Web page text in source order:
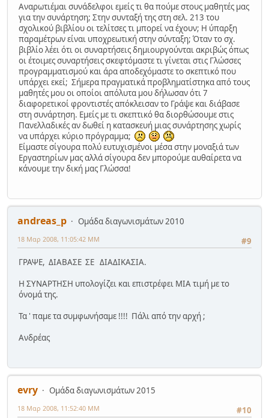
Αναρωτιέμαι συνάδελφοι εμείς τι θα πούμε στους μαθητές μας
για την συνάρτηση; Στην συνταξή της στη σελ. 213 του
σχολικού βιβλίου οι τελίτσες τι μπορεί να έχουν; Η ύπαρξη
παραμέτρων είναι υποχρεωτική στην σύνταξη; Όταν το σχ.
βιβλίο λέει ότι οι συναρτήσεις δημιουργούνται ακριβώς όπως
οι έτοιμες συναρτήσεις σκεφτόμαστε τι γίνεται στις Γλώσσες
προγραμματισμού και άρα αποδεχόμαστε το σκεπτικό που
υπάρχει εκεί; Σήμερα πραγματικά προβληματίστηκα από τους
μαθητές μου οι οποίοι απόλυτα μου δήλωσαν ότι 7
διαφορετικοί φροντιστές απόκλεισαν το Γράψε και διάβασε
στη συνάρτηση. Εμείς με τι σκεπτικό θα διορθώσουμε στις
Πανελλαδικές αν δωθεί η κατασκευή μιας συνάρτησης χωρίς
να υπάρχει κύριο πρόγραμμα;
Είμαστε σίγουρα πολύ ευτυχισμένοι μέσα στην μοναξιά των
Εργαστηρίων μας αλλά σίγουρα δεν μπορούμε αυθαίρετα να
κάνουμε την δική μας Γλώσσα!
andreas_p
Ομάδα διαγωνισμάτων 2010
#9
18 Μαρ 2008, 11:05:42 ΜΜ
ΓΡΑΨΕ, ΔΙΑΒΑΣΕ ΣΕ ΔΙΑΔΙΚΑΣΙΑ.
Η ΣΥΝΑΡΤΗΣΗ υπολογίζει και επιστρέφει ΜΙΑ τιμή με το
όνομά της.
Τα ' παμε τα συμφωνήσαμε !!!! Πάλι από την αρχή ;
Ανδρέας
evry
Ομάδα διαγωνισμάτων 2015
#10
18 Μαρ 2008, 11:52:40 ΜΜ